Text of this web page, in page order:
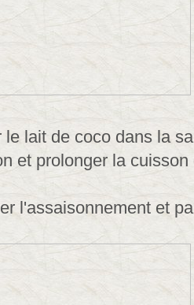
le lait de coco dans la
et prolonger la cuisson
l'assaisonnement et